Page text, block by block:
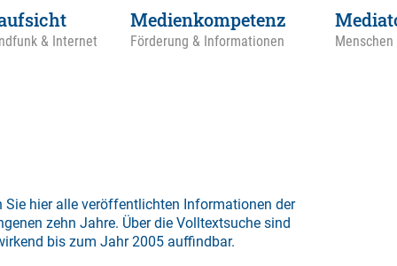
& Internet
Medienkompetenz
Förderung & Informationen
hier alle veröffentlichten Informationen der
zehn Jahre. Über die Volltextsuche sind
bis zum Jahr 2005 auffindbar.